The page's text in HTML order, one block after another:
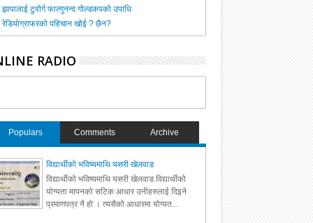
झापालाई टुवोर्ग फाल्गुनन्द गोल्डकपको उपाधि
रेडियोग्राफरको पहिचान खोई ? छैन?
RADIO
Populars Comments Archive
विद्यार्थीको भविष्यमाथि यसरी खेलवाड
विद्यार्थीको भविष्यमाथि यसरी खेलवाड विद्यार्थीको
योग्यता मापनको सटिक आधार उनीहरुलाई दिइने
प्रमाणपत्र नै हो । त्यसैको आधारमा योग्यत...